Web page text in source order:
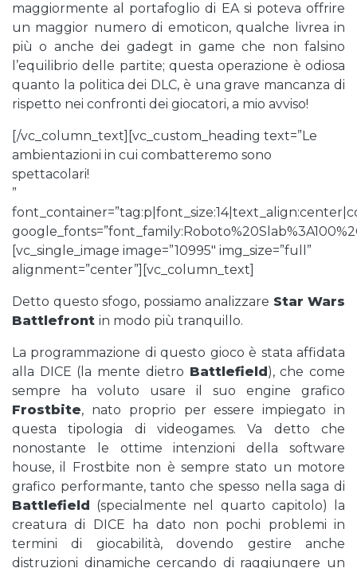
maggiormente al portafoglio di EA si poteva offrire
un maggior numero di emoticon, qualche livrea in
più o anche dei gadegt in game che non falsino
l’equilibrio delle partite; questa operazione è odiosa
quanto la politica dei DLC, è una grave mancanza di
rispetto nei confronti dei giocatori, a mio avviso!
[/vc_column_text][vc_custom_heading text=”Le
ambientazioni in cui combatteremo sono
spettacolari!
”
[vc_single_image image=”10995″ img_size=”full”
alignment=”center”][vc_column_text]
Detto questo sfogo, possiamo analizzare Star Wars
Battlefront in modo più tranquillo.
La programmazione di questo gioco è stata affidata
alla DICE (la mente dietro Battlefield), che come
sempre ha voluto usare il suo engine grafico
Frostbite, nato proprio per essere impiegato in
questa tipologia di videogames. Va detto che
nonostante le ottime intenzioni della software
house, il Frostbite non è sempre stato un motore
grafico performante, tanto che spesso nella saga di
Battlefield (specialmente nel quarto capitolo) la
creatura di DICE ha dato non pochi problemi in
termini di giocabilità, dovendo gestire anche
distruzioni dinamiche cercando di raggiungere un